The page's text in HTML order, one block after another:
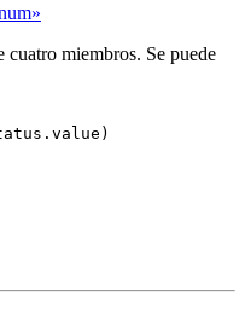
cuatro miembros. Se puede
)